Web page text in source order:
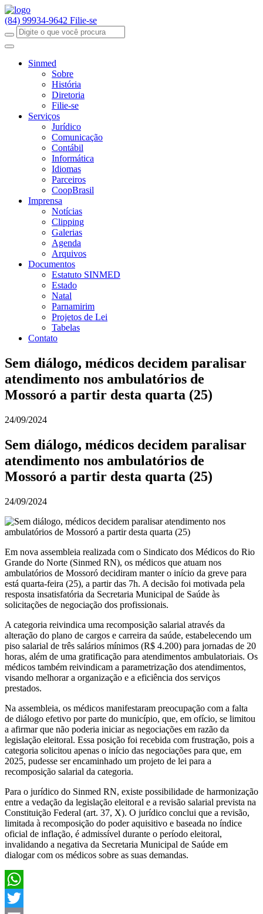
(84) 99934-9642 Filie-se
Sinmed
Sobre
História
Diretoria
Filie-se
Serviços
Jurídico
Comunicação
Contábil
Informática
Idiomas
Parceiros
CoopBrasil
Imprensa
Notícias
Clipping
Galerias
Agenda
Arquivos
Documentos
Estatuto SINMED
Estado
Natal
Parnamirim
Projetos de Lei
Tabelas
Contato
Sem diálogo, médicos decidem paralisar
atendimento nos ambulatórios de
Mossoró a partir desta quarta (25)
24/09/2024
Sem diálogo, médicos decidem paralisar
atendimento nos ambulatórios de
Mossoró a partir desta quarta (25)
24/09/2024
Em nova assembleia realizada com o Sindicato dos Médicos do Rio
Grande do Norte (Sinmed RN), os médicos que atuam nos
ambulatórios de Mossoró decidiram manter o início da greve para
está quarta-feira (25), a partir das 7h. A decisão foi motivada pela
resposta insatisfatória da Secretaria Municipal de Saúde às
solicitações de negociação dos profissionais.
A categoria reivindica uma recomposição salarial através da
alteração do plano de cargos e carreira da saúde, estabelecendo um
piso salarial de três salários mínimos (R$ 4.200) para jornadas de 20
horas, além de uma gratificação para atendimentos ambulatoriais. Os
médicos também reivindicam a parametrização dos atendimentos,
visando melhorar a organização e a eficiência dos serviços
prestados.
Na assembleia, os médicos manifestaram preocupação com a falta
de diálogo efetivo por parte do município, que, em ofício, se limitou
a afirmar que não poderia iniciar as negociações em razão da
legislação eleitoral. Essa posição foi recebida com frustração, pois a
categoria solicitou apenas o início das negociações para que, em
2025, pudesse ser encaminhado um projeto de lei para a
recomposição salarial da categoria.
Para o jurídico do Sinmed RN, existe possibilidade de harmonização
entre a vedação da legislação eleitoral e a revisão salarial prevista na
Constituição Federal (art. 37, X). O jurídico conclui que a revisão,
limitada à recomposição do poder aquisitivo e baseada no índice
oficial de inflação, é admissível durante o período eleitoral,
invalidando a negativa da Secretaria Municipal de Saúde em
dialogar com os médicos sobre as suas demandas.
WhatsApp